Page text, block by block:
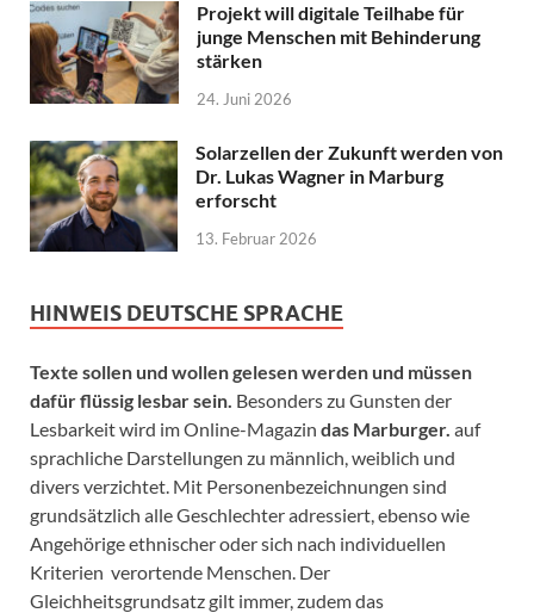
Projekt will digitale Teilhabe für
junge Menschen mit Behinderung
stärken
24. Juni 2026
Solarzellen der Zukunft werden von
Dr. Lukas Wagner in Marburg
erforscht
13. Februar 2026
HINWEIS DEUTSCHE SPRACHE
Texte sollen und wollen gelesen werden und müssen
dafür flüssig lesbar sein. Besonders zu Gunsten der
Lesbarkeit wird im Online-Magazin das Marburger. auf
sprachliche Darstellungen zu männlich, weiblich und
divers verzichtet. Mit Personenbezeichnungen sind
grundsätzlich alle Geschlechter adressiert, ebenso wie
Angehörige ethnischer oder sich nach individuellen
Kriterien verortende Menschen. Der
Gleichheitsgrundsatz gilt immer, zudem das